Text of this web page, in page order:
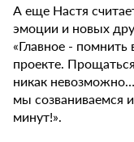
А еще Настя
эмоции и новых
«Главное -
проекте.
никак
мы созваниваемся
минут!».